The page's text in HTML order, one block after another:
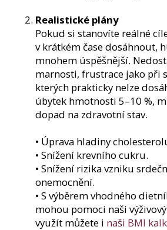
Realistické plány
Pokud si stanovíte reálné
v krátkém čase dosáhnout,
mnohem úspěšnější.
marnosti, frustrace jako při
kterých prakticky nelze
úbytek hmotnosti 5–10 %,
dopad na zdravotní stav.
• Úprava hladiny
• Snížení krevního cukru.
• Snížení rizika vzniku
onemocnění.
• S výběrem vhodného
mohou pomoci naši
využít můžete i naši BMI